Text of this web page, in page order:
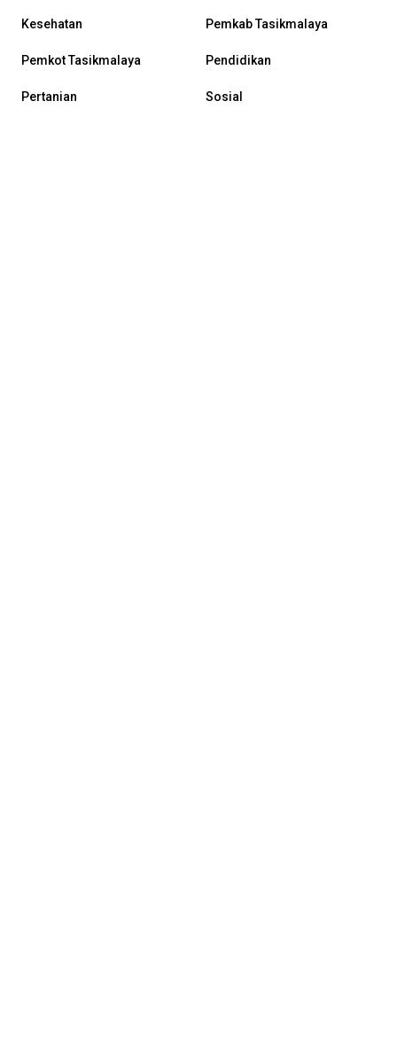
Kesehatan Pemkab Tasikmalaya
Pemkot Tasikmalaya Pendidikan
Pertanian Sosial